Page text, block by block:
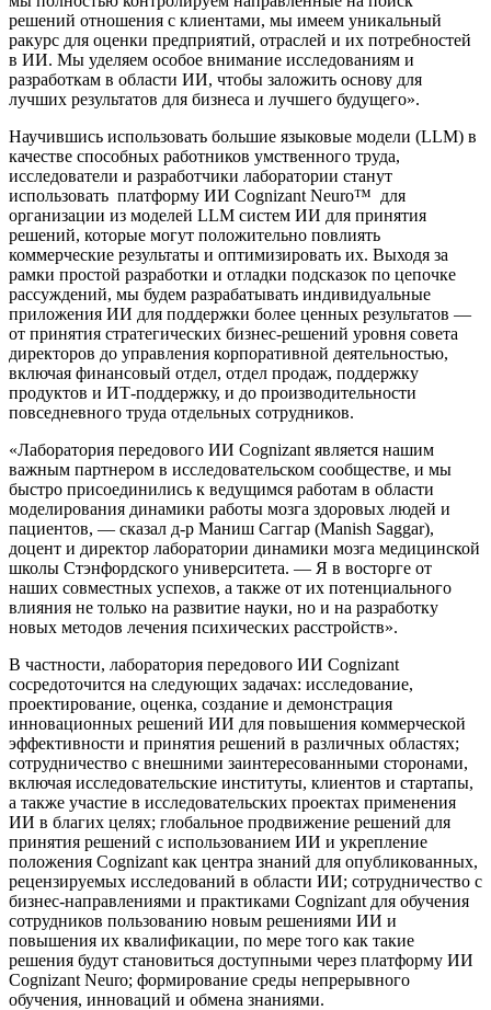
решений отношения с клиентами, мы имеем уникальный
ракурс для оценки предприятий, отраслей и их потребностей
в ИИ. Мы уделяем особое внимание исследованиям и
разработкам в области ИИ, чтобы заложить основу для
лучших результатов для бизнеса и лучшего будущего».
Научившись использовать большие языковые модели (LLM) в
качестве способных работников умственного труда,
исследователи и разработчики лаборатории станут
использовать платформу ИИ Cognizant Neuro™ для
организации из моделей LLM систем ИИ для принятия
решений, которые могут положительно повлиять
коммерческие результаты и оптимизировать их. Выходя за
рамки простой разработки и отладки подсказок по цепочке
рассуждений, мы будем разрабатывать индивидуальные
приложения ИИ для поддержки более ценных результатов —
от принятия стратегических бизнес-решений уровня совета
директоров до управления корпоративной деятельностью,
включая финансовый отдел, отдел продаж, поддержку
продуктов и ИТ-поддержку, и до производительности
повседневного труда отдельных сотрудников.
«Лаборатория передового ИИ Cognizant является нашим
важным партнером в исследовательском сообществе, и мы
быстро присоединились к ведущимся работам в области
моделирования динамики работы мозга здоровых людей и
пациентов, — сказал д-р Маниш Саггар (Manish Saggar),
доцент и директор лаборатории динамики мозга медицинской
школы Стэнфордского университета. — Я в восторге от
наших совместных успехов, а также от их потенциального
влияния не только на развитие науки, но и на разработку
новых методов лечения психических расстройств».
В частности, лаборатория передового ИИ Cognizant
сосредоточится на следующих задачах: исследование,
проектирование, оценка, создание и демонстрация
инновационных решений ИИ для повышения коммерческой
эффективности и принятия решений в различных областях;
сотрудничество с внешними заинтересованными сторонами,
включая исследовательские институты, клиентов и стартапы,
а также участие в исследовательских проектах применения
ИИ в благих целях; глобальное продвижение решений для
принятия решений с использованием ИИ и укрепление
положения Cognizant как центра знаний для опубликованных,
рецензируемых исследований в области ИИ; сотрудничество с
бизнес-направлениями и практиками Cognizant для обучения
сотрудников пользованию новым решениями ИИ и
повышения их квалификации, по мере того как такие
решения будут становиться доступными через платформу ИИ
Cognizant Neuro; формирование среды непрерывного
обучения, инноваций и обмена знаниями.